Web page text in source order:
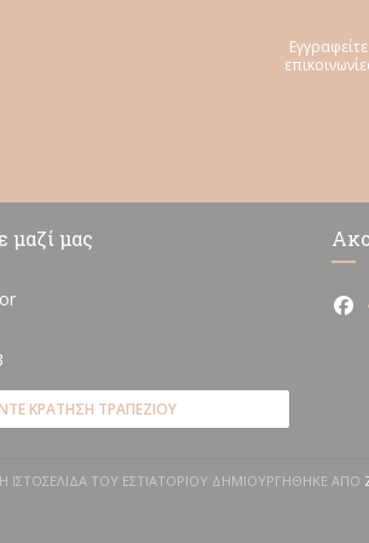
μαζί μας
ΚΡΆΤΗΣΗ ΤΡΑΠΕΖΙΟΎ
Η ΙΣΤΟΣΕΛΊΔΑ ΤΟΥ ΕΣΤΙΑΤΟΡΊΟΥ ΔΗΜΙΟΥΡΓΉΘΗΚΕ ΑΠΌ